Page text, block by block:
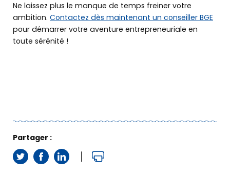
OÙ NOUS TROUVER
L’offre BGE
Ne laissez plus le manque de temps freiner votre
ambition. Contactez dès maintenant un conseiller BGE
pour démarrer votre aventure entrepreneuriale en
toute sérénité !
Partager :